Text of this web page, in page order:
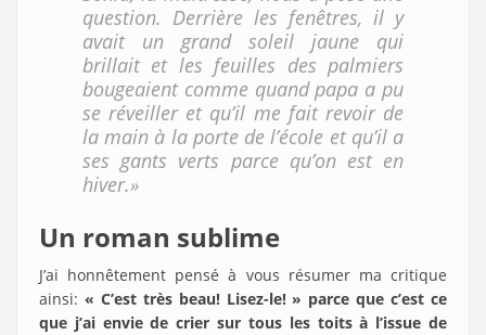
question. Derrière les fenêtres, il y
avait un grand soleil jaune qui
brillait et les feuilles des palmiers
bougeaient comme quand papa a pu
se réveiller et qu’il me fait revoir de
la main à la porte de l’école et qu’il a
ses gants verts parce qu’on est en
hiver.»
Un roman sublime
J’ai honnêtement pensé à vous résumer ma critique
ainsi: « C’est très beau! Lisez-le! » parce que c’est ce
que j’ai envie de crier sur tous les toits à l’issue de